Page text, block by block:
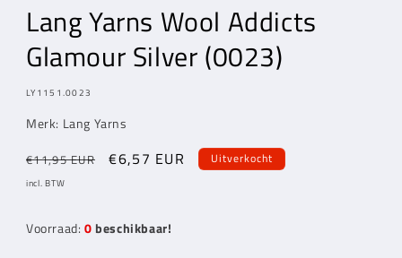
modaal
Lang Yarns Wool Addicts
Glamour Silver (0023)
MODEL:
LY1151.0023
Merk: Lang Yarns
Normale
prijs
€11,95 EUR Aanbiedingsprijs
€6,57 EUR Uitverkocht
incl. BTW
Voorraad: 0 beschikbaar!